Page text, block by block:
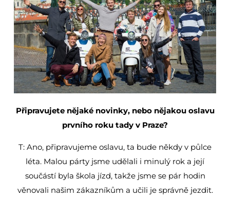
Připravujete nějaké novinky, nebo nějakou oslavu
prvního roku tady v Praze?
T: Ano, připravujeme oslavu, ta bude někdy v půlce
léta. Malou párty jsme udělali i minulý rok a její
součástí byla škola jízd, takže jsme se pár hodin
věnovali našim zákazníkům a učili je správně jezdit.